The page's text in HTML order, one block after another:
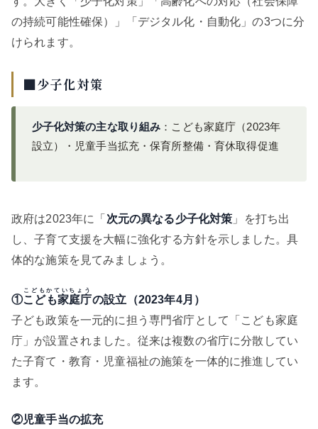
の持続可能性確保）」「デジタル化・自動化」の3つに分
けられます。
■少子化対策
少子化対策の主な取り組み ：こども家庭庁（2023年
設立）・児童手当拡充・保育所整備・育休取得促進
政府は2023年に「 次元の異なる少子化対策 」を打ち出
し、子育て支援を大幅に強化する方針を示しました。具
体的な施策を見てみましょう。
①こども家庭庁
こどもかていちょう
の設立（2023年4月）
子ども政策を一元的に担う専門省庁として「こども家庭
庁」が設置されました。従来は複数の省庁に分散してい
た子育て・教育・児童福祉の施策を一体的に推進してい
ます。
②児童手当の拡充